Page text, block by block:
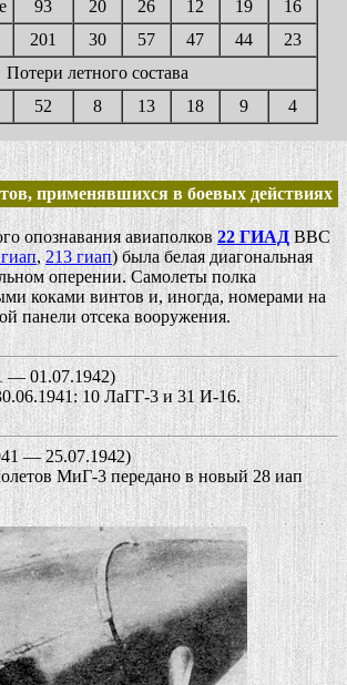
93 20 26 12 19
16
201 30 57 47 44
23
Потери летного состава
52 8 13 18 9 4
применявшихся в боевых действиях
опознавания авиаполков22 ГИАДВВС
,213 гиап) была белая диагональная
оперении. Самолеты полка
коками винтов и, иногда, номерами на
панели отсека вооружения.
— 01.07.1942)
10 ЛаГГ-3 и 31 И-16.
— 25.07.1942)
МиГ-3 передано в новый 28 иап